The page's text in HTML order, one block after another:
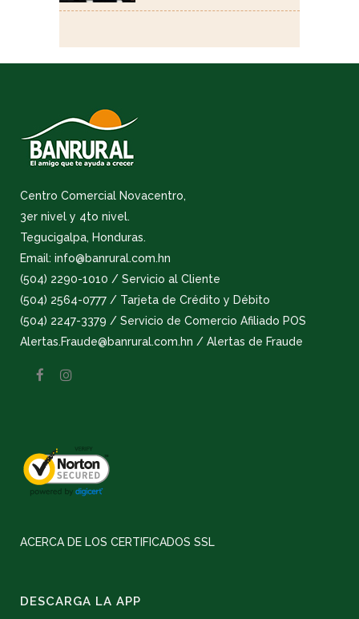
Centro Comercial Novacentro,
3er nivel y 4to nivel.
Tegucigalpa, Honduras.
Email: info@banrural.com.hn
(504) 2290-1010 / Servicio al Cliente
(504) 2564-0777 / Tarjeta de Crédito y Débito
(504) 2247-3379 / Servicio de Comercio Afiliado POS
Alertas.Fraude@banrural.com.hn / Alertas de Fraude
ACERCA DE LOS CERTIFICADOS SSL
DESCARGA LA APP